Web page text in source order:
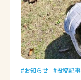
お知らせ 投稿記事